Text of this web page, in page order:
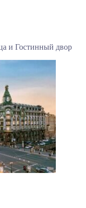
и Гостинный двор